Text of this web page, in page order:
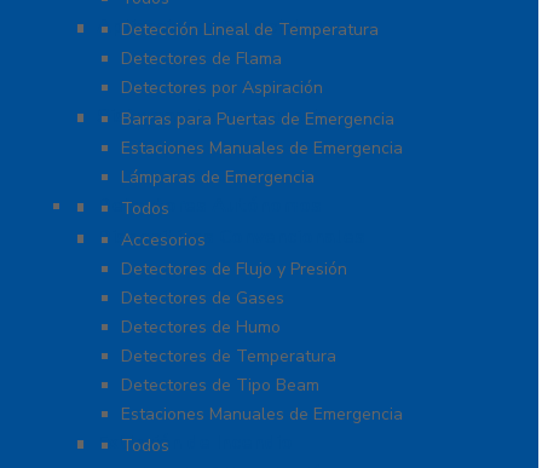
Aplicaciones Especiales
Detección Lineal de Temperatura
Detectores de Flama
Detectores por Aspiración
Sistemas de Emergencia
Barras para Puertas de Emergencia
Estaciones Manuales de Emergencia
Lámparas de Emergencia
Detectores Autónomos
Todos
Dispositivos Convencionales
Accesorios
Detectores de Flujo y Presión
Detectores de Gases
Detectores de Humo
Detectores de Temperatura
Detectores de Tipo Beam
Estaciones Manuales de Emergencia
Extinción de Incendio
Todos